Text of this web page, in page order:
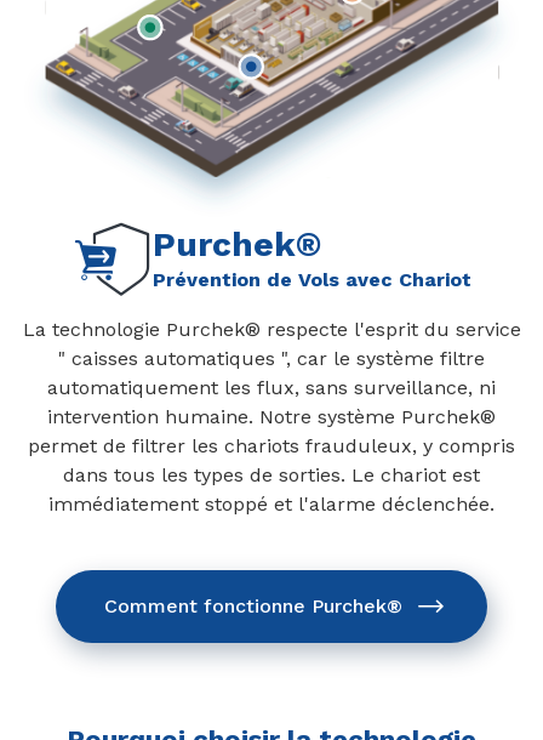
Purchek®
Prévention de Vols avec Chariot
La technologie Purchek® respecte l'esprit du service
" caisses automatiques ", car le système filtre
automatiquement les flux, sans surveillance, ni
intervention humaine. Notre système Purchek®
permet de filtrer les chariots frauduleux, y compris
dans tous les types de sorties. Le chariot est
immédiatement stoppé et l'alarme déclenchée.
Comment fonctionne Purchek®